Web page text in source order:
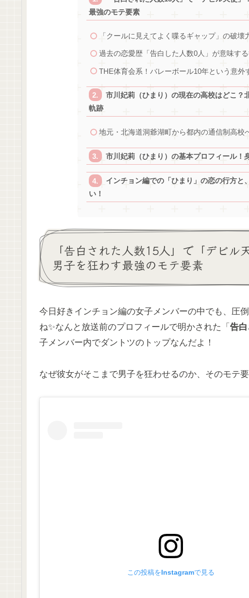
最強のモテ要素
「クールに見えてよく喋るギャップ」の破壊
過去の恋愛歴「告白した人数0人」が意味す
THE体育会系！バレーボール10年という意外
市川妃莉（ひまり）の現在の高校はどこ？
軌跡
地元・北海道洞爺湖町から都内の通信制高校
市川妃莉（ひまり）の基本プロフィール！
インチョン編での「ひまり」の恋の行方と
い！
「告白された人数15人」で「デビ
男子を狂わす最強のモテ要素
今日好きインチョン編の女子メンバーの中でも、圧
ね✨なんと放送前のプロフィールで明かされた「 告
子メンバー内でダントツのトップなんだよ！
なぜ彼女がそこまで男子を狂わせるのか、そのモテ
この投稿をInstagramで見る